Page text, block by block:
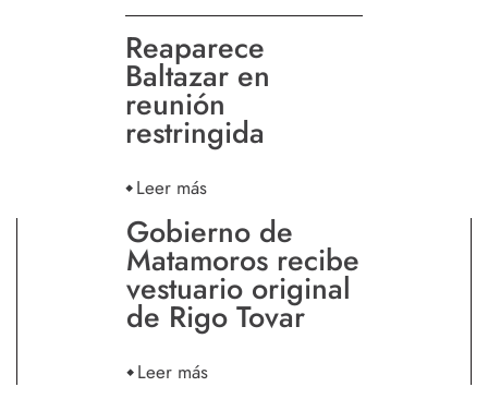
Reaparece
Baltazar en
reunión
restringida
Leer más
Gobierno de
Matamoros recibe
vestuario original
de Rigo Tovar
Leer más